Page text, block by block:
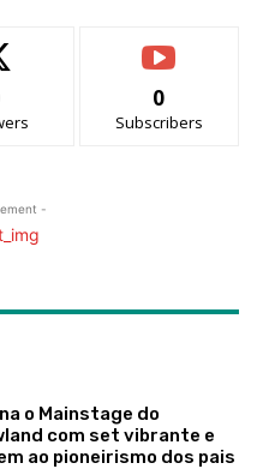
0
Subscribers
-
o Mainstage do
com set vibrante e
ao pioneirismo dos pais